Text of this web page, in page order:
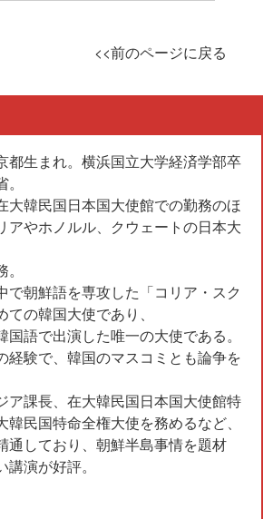
<<前のページに戻る
都生まれ。横浜国立大学経済学部卒
大韓民国日本国大使館での勤務のほ
アやホノルル、クウェートの日本大
で朝鮮語を専攻した「コリア・スク
の韓国大使であり、
語で出演した唯一の大使である。
経験で、韓国のマスコミとも論争を
ア課長、在大韓民国日本国大使館特
民国特命全権大使を務めるなど、
通しており、朝鮮半島事情を題材
演が好評。